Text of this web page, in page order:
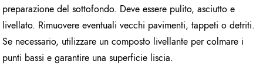
preparazione del sottofondo. Deve essere pulito, asciutto e
livellato. Rimuovere eventuali vecchi pavimenti, tappeti o detriti.
Se necessario, utilizzare un composto livellante per colmare i
punti bassi e garantire una superficie liscia.